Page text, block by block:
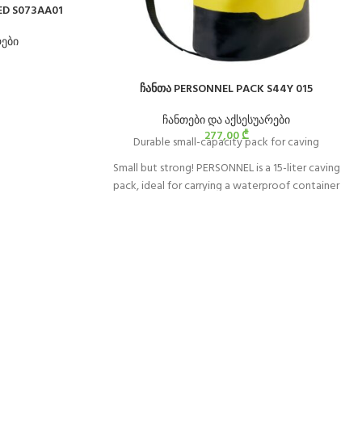
S073AA01
ჩანთა PERSONNEL PACK S44Y 015
ჩანთები და აქსესუარები
277,00₾
Durable small-capacity pack for caving
Small but strong! PERSONNEL is a 15-liter caving
pack, ideal for carrying a waterproof container